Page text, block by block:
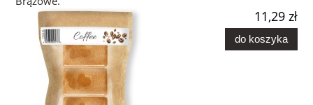
11,29 zł
do koszyka